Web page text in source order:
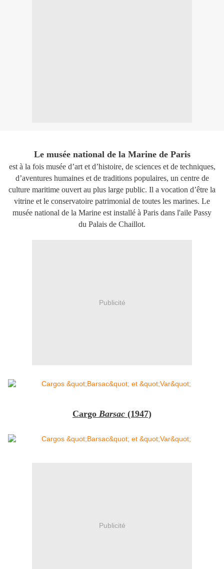
Le musée national de la Marine de Paris
est à la fois musée d’art et d’histoire, de sciences et de techniques,
d’aventures humaines et de traditions populaires, un centre de
culture maritime ouvert au plus large public. Il a vocation d’être la
vitrine et le conservatoire patrimonial de toutes les marines. ​Le
musée national de la Marine est installé à Paris dans l'aile Passy
du Palais de Chaillot.
Publicité
Cargo Barsac (1947)
Publicité